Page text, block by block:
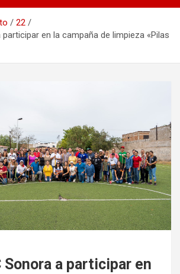
22
participar en la campaña de limpieza «Pilas
Sonora a participar en